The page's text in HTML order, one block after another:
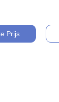
Prijs